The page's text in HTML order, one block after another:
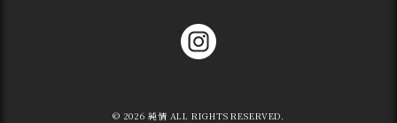
© 2026 純情 ALL RIGHTS RESERVED.